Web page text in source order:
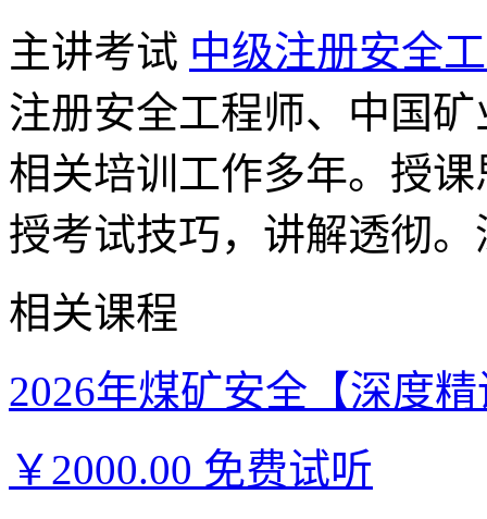
主讲考试 中级注册安全
注册安全工程师、中国
相关培训工作多年。授
授考试技巧，讲解透彻
相关课程
2026年煤矿安全【深度
￥2000.00 免费试听